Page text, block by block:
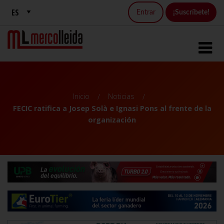
Entrar ¡Suscríbete!
Inicio
Noticias
FECIC ratifica a Josep Solà e Ignasi Pons al frente de la
organización